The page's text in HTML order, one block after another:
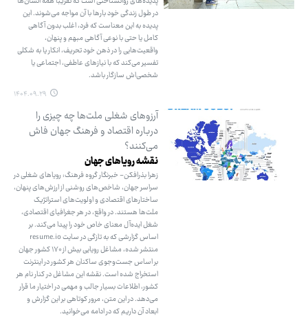
در طول زندگی خود بارها با آن مواجه می‌شوند. این
پدیده به این معناست که فرد، اغلب بدون آگاهی
کامل یا حتی با نوعی آگاهی مبهم و پنهان،
واقعیت‌هایی را در ذهن خود تحریف، انکار یا به شکلی
تفسیر می‌کند که با نیازهای عاطفی، اجتماعی یا
شخصی‌اش سازگار باشد.
۱۴۰۴.۰۹.۲۹
آرزوهای شغلی ملت‌ها چه چیزی را
درباره اقتصاد و فرهنگ جهان فاش
می‌کنند؟
نقشه رویاهای جهان
زهرا بذرافکن- خبرنگار گروه فرهنگ: رویاهای شغلی در
سراسر جهان، شاخص‌های روشنی از ارزش‌های پنهان،
ساختارهای اقتصادی و اولویت‌های استراتژیک
ملت‌ها هستند. در واقع، در هر جغرافیای اقتصادی،
شغل ایده‌آل معنای خاص خود را پیدا می‌کند. بر
اساس گزارشی که به تازگی در سایت resume.io
منتشر شده، مشاغل رویایی بیش از ۱۷۰ کشور جهان
بر اساس جست‌وجوی ساکنان هر کشور در اینترنت
استخراج شده است. نقشه این مشاغل در کنار نام هر
کشور، اطلاعات بسیار جالب و مهمی در اختیار ما قرار
می‌دهد. در این متن، مرور کوتاهی بر این گزارش و
ابعاد آن داریم که در ادامه می‌خوانید.